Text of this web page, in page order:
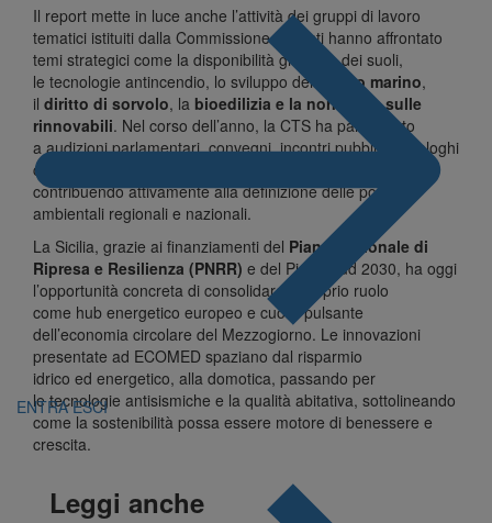
ENTRA ESCI
Il report mette in luce anche l’attività dei gruppi di lavoro
tematici istituiti dalla Commissione. Questi hanno affrontato
temi strategici come la disponibilità giuridica dei suoli,
le tecnologie antincendio, lo sviluppo dell’
eolico marino,
il diritto di sorvolo, la bioedilizia e la normativa sulle
rinnovabili. Nel corso dell’anno, la CTS ha partecipato
a audizioni parlamentari, convegni, incontri pubblici e dialoghi
con enti nazionali come ARS, Camera e Senato,
contribuendo attivamente alla definizione delle politiche
ambientali regionali e nazionali.
La Sicilia, grazie ai finanziamenti del Piano Nazionale di
Ripresa e Resilienza (PNRR) e del Piano Sud 2030, ha oggi
l’opportunità concreta di consolidare il proprio ruolo
come hub energetico europeo e cuore pulsante
dell’economia circolare del Mezzogiorno. Le innovazioni
presentate ad ECOMED spaziano dal risparmio
idrico ed energetico, alla domotica, passando per
le tecnologie antisismiche e la qualità abitativa, sottolineando
come la sostenibilità possa essere motore di benessere e
crescita.
Leggi anche